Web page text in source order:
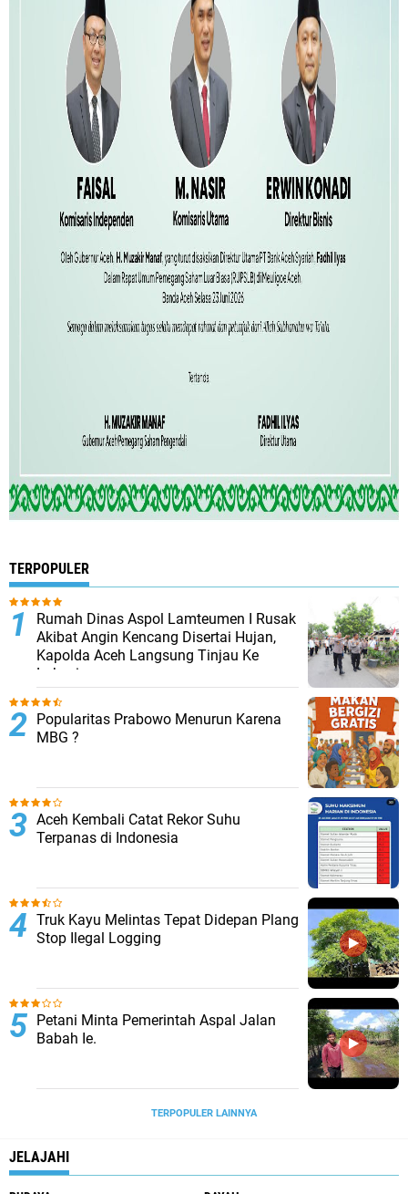
TERPOPULER
Rumah Dinas Aspol Lamteumen I Rusak
Akibat Angin Kencang Disertai Hujan,
Kapolda Aceh Langsung Tinjau Ke
Lokasi
Popularitas Prabowo Menurun Karena
MBG ?
Aceh Kembali Catat Rekor Suhu
Terpanas di Indonesia
Truk Kayu Melintas Tepat Didepan Plang
Stop Ilegal Logging
Petani Minta Pemerintah Aspal Jalan
Babah Ie.
TERPOPULER LAINNYA
JELAJAHI